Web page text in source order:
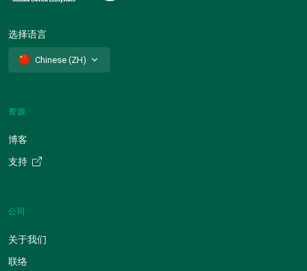
选择语言
Chinese (ZH)
资源
博客
支持
公司
关于我们
联络